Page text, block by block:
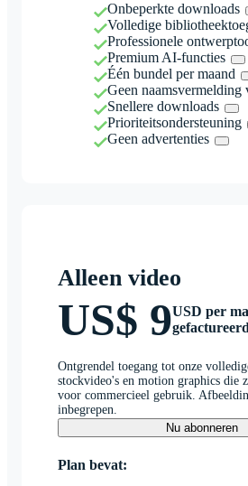
Onbeperkte downloads
Volledige
Professionele
Premium AI-functies
Één bundel per maand
Geen naamsvermelding
Snellere downloads
Prioriteitsondersteuning
Geen advertenties
Alleen video
US$ 9USD per
gefactureerd
Ontgrendel toegang tot onze
stockvideo's en motion graphics die
voor commercieel gebruik.
inbegrepen.
Nu abonneren
Plan bevat: